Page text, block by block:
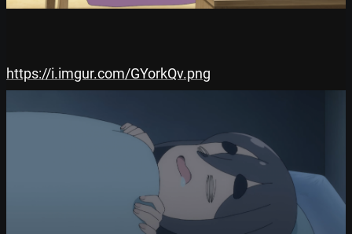
https://i.imgur.com/GYorkQv.png